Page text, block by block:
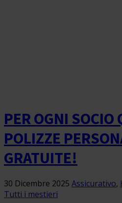
PER OGNI SOCIO
POLIZZE
GRATUITE!
30 Dicembre 2025 Assicurativo,
Tutti i mestieri